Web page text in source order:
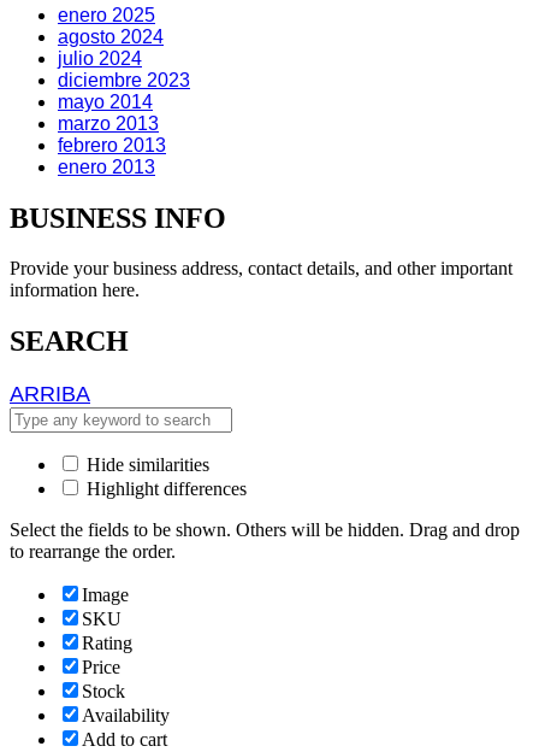
enero 2025
agosto 2024
julio 2024
diciembre 2023
mayo 2014
marzo 2013
febrero 2013
enero 2013
BUSINESS INFO
Provide your business address, contact details, and other important
information here.
SEARCH
ARRIBAARRIBA
Hide similarities
Highlight differences
Select the fields to be shown. Others will be hidden. Drag and drop
to rearrange the order.
Image
SKU
Rating
Price
Stock
Availability
Add to cart